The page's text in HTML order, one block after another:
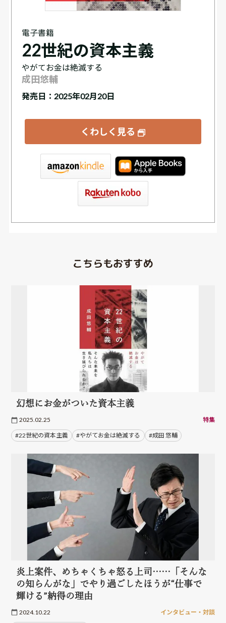
電子書籍
22世紀の資本主義
やがてお金は絶滅する
成田悠輔
発売日：2025年02月20日
くわしく見る
こちらもおすすめ
幻想にお金がついた資本主義
2025.02.25 特集
#22世紀の資本主義 #やがてお金は絶滅する #成田 悠輔
炎上案件、めちゃくちゃ怒る上司……「そんな
の知らんがな」でやり過ごしたほうが“仕事で
輝ける”納得の理由
2024.10.22 インタビュー・対談